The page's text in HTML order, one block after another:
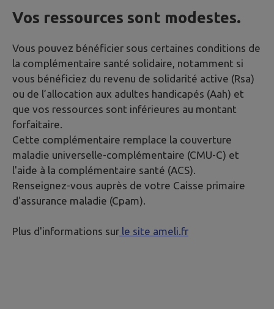
Vos ressources sont modestes.
Vous pouvez bénéficier sous certaines conditions de
la complémentaire santé solidaire, notamment si
vous bénéficiez du revenu de solidarité active (Rsa)
ou de l’allocation aux adultes handicapés (Aah) et
que vos ressources sont inférieures au montant
forfaitaire.
Cette complémentaire remplace la couverture
maladie universelle-complémentaire (CMU-C) et
l'aide à la complémentaire santé (ACS).
Renseignez-vous auprès de votre Caisse primaire
d'assurance maladie (Cpam).
Plus d'informations sur le site ameli.fr